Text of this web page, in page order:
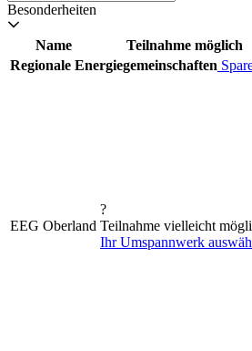
Besonderheiten
Name Teilnahme möglich
Regionale Energiegemeinschaften
EEG Oberland
?
Teilnahme vielleicht
Ihr Umspannwerk